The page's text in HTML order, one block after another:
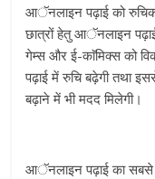
आॅनलाइन पढ़ाई को
छात्रों हेतु आॅनलाइन पढ़ाई
गेम्स और ई-काॅमिक्स को
पढ़ाई में रुचि बढ़ेगी तथा
बढ़ाने में भी मदद मिलेगी।
आॅनलाइन पढ़ाई का सबसे